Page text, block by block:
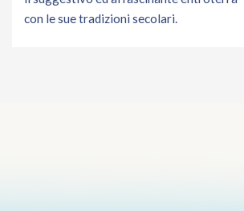
con le sue tradizioni secolari.